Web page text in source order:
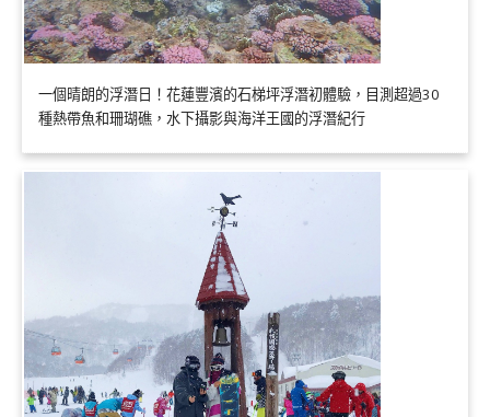
一個晴朗的浮潛日！花蓮豐濱的石梯坪浮潛初體驗，目測超過30
種熱帶魚和珊瑚礁，水下攝影與海洋王國的浮潛紀行